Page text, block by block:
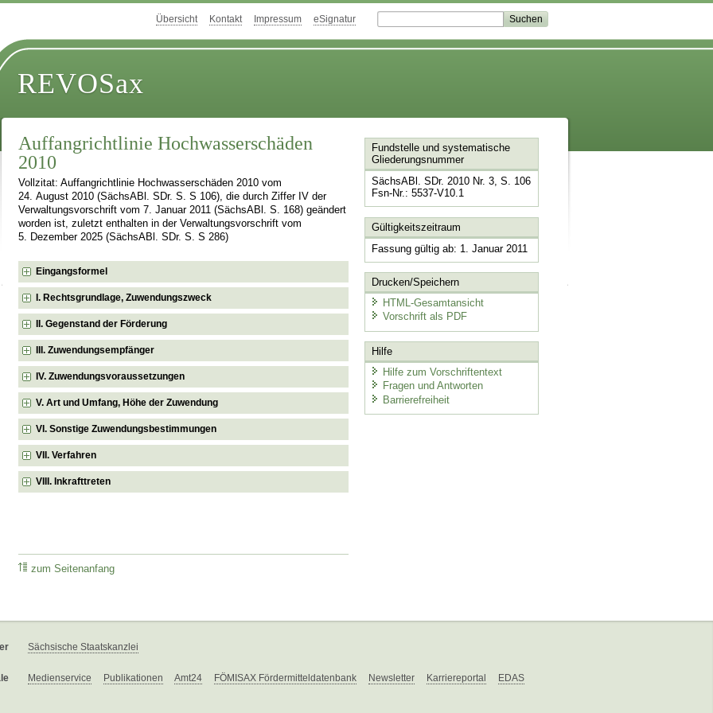
Übersicht Kontakt Impressum eSignatur
REVOSax
Auffangrichtlinie Hochwasserschäden
2010
Vollzitat: Auffangrichtlinie Hochwasserschäden 2010 vom
24. August 2010 (SächsABl. SDr. S. S 106), die durch Ziffer IV der
Verwaltungsvorschrift vom 7. Januar 2011 (SächsABl. S. 168) geändert
worden ist, zuletzt enthalten in der Verwaltungsvorschrift vom
5. Dezember 2025 (SächsABl. SDr. S. S 286)
Eingangsformel
I. Rechtsgrundlage, Zuwendungszweck
II. Gegenstand der Förderung
III. Zuwendungsempfänger
IV. Zuwendungsvoraussetzungen
V. Art und Umfang, Höhe der Zuwendung
VI. Sonstige Zuwendungsbestimmungen
VII. Verfahren
VIII. Inkrafttreten
zum Seitenanfang
Fundstelle und systematische
Gliederungsnummer
SächsABl. SDr. 2010 Nr. 3, S. 106
Fsn-Nr.: 5537-V10.1
Gültigkeitszeitraum
Fassung gültig ab: 1. Januar 2011
Drucken/Speichern
HTML-Gesamtansicht
Vorschrift als PDF
Hilfe
Hilfe zum Vorschriftentext
Fragen und Antworten
Barrierefreiheit
Sächsische Staatskanzlei
Medienservice Publikationen Amt24 FÖMISAX Fördermitteldatenbank Newsletter Karriereportal EDAS